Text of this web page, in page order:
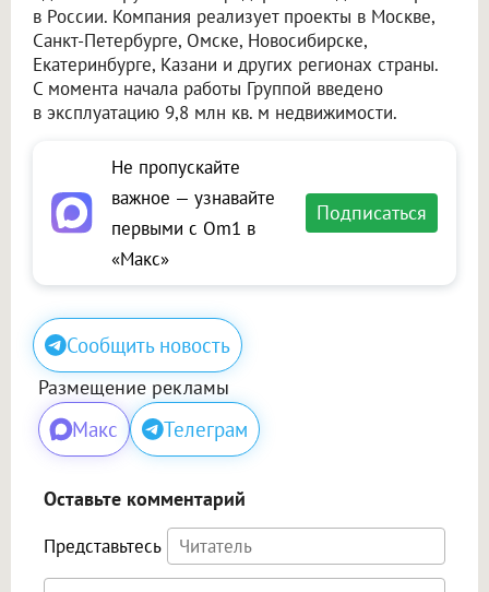
в России. Компания реализует проекты в Москве,
Санкт-Петербурге, Омске, Новосибирске,
Екатеринбурге, Казани и других регионах страны.
С момента начала работы Группой введено
в эксплуатацию 9,8 млн кв. м недвижимости.
Не пропускайте
важное — узнавайте
первыми с Om1 в
«Макс»
Подписаться
Сообщить новость
Размещение рекламы
Макс Телеграм
Оставьте комментарий
Представьтесь